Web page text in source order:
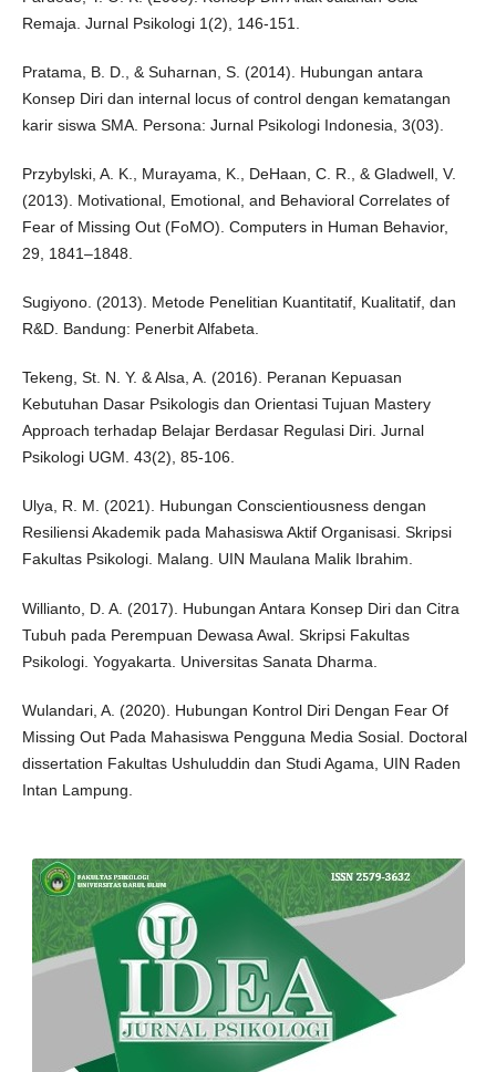
Remaja. Jurnal Psikologi 1(2), 146-151.
Pratama, B. D., & Suharnan, S. (2014). Hubungan antara
Konsep Diri dan internal locus of control dengan kematangan
karir siswa SMA. Persona: Jurnal Psikologi Indonesia, 3(03).
Przybylski, A. K., Murayama, K., DeHaan, C. R., & Gladwell, V.
(2013). Motivational, Emotional, and Behavioral Correlates of
Fear of Missing Out (FoMO). Computers in Human Behavior,
29, 1841–1848.
Sugiyono. (2013). Metode Penelitian Kuantitatif, Kualitatif, dan
R&D. Bandung: Penerbit Alfabeta.
Tekeng, St. N. Y. & Alsa, A. (2016). Peranan Kepuasan
Kebutuhan Dasar Psikologis dan Orientasi Tujuan Mastery
Approach terhadap Belajar Berdasar Regulasi Diri. Jurnal
Psikologi UGM. 43(2), 85-106.
Ulya, R. M. (2021). Hubungan Conscientiousness dengan
Resiliensi Akademik pada Mahasiswa Aktif Organisasi. Skripsi
Fakultas Psikologi. Malang. UIN Maulana Malik Ibrahim.
Willianto, D. A. (2017). Hubungan Antara Konsep Diri dan Citra
Tubuh pada Perempuan Dewasa Awal. Skripsi Fakultas
Psikologi. Yogyakarta. Universitas Sanata Dharma.
Wulandari, A. (2020). Hubungan Kontrol Diri Dengan Fear Of
Missing Out Pada Mahasiswa Pengguna Media Sosial. Doctoral
dissertation Fakultas Ushuluddin dan Studi Agama, UIN Raden
Intan Lampung.